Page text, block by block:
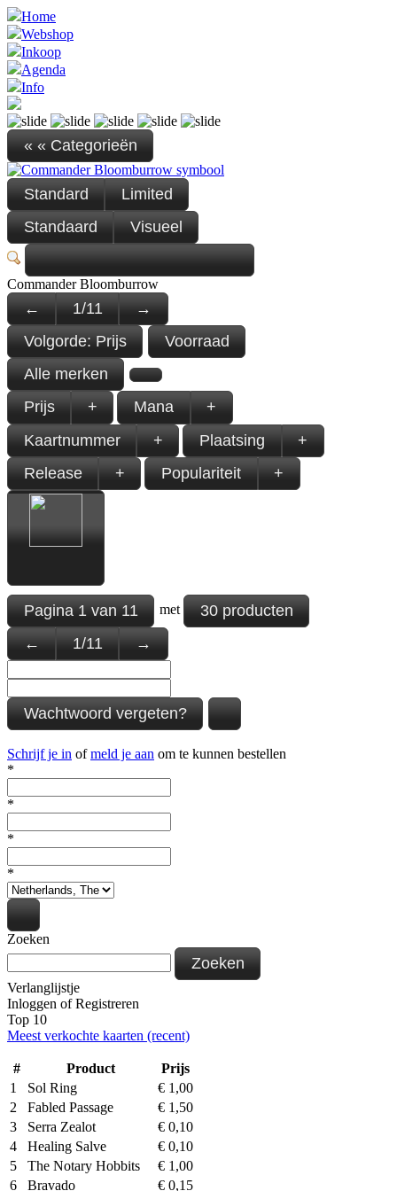
Home
Webshop
Inkoop
Agenda
Info
« « Categorieën
Standard
Limited
Standaard
Visueel
Commander Bloomburrow
← 1/11
→
Volgorde: Prijs
Voorraad
Alle merken
Prijs
+ Mana
+
Kaartnummer
+ Plaatsing
+
Release
+ Populariteit +
Pagina1van11 met
30 producten
←
1/11 →
Wachtwoord vergeten?
Schrijf je in ofmeld je aan om te kunnen bestellen
*
*
*
*
Zoeken
Zoeken
Verlanglijstje
Inloggen ofRegistreren
Top 10
Meest verkochte kaarten (recent)
# Product
Prijs
1
Sol Ring € 1,00
2
Fabled Passage € 1,50
3
Serra Zealot € 0,10
4
Healing Salve € 0,10
5
The Notary Hobbits € 1,00
6
Bravado € 0,15